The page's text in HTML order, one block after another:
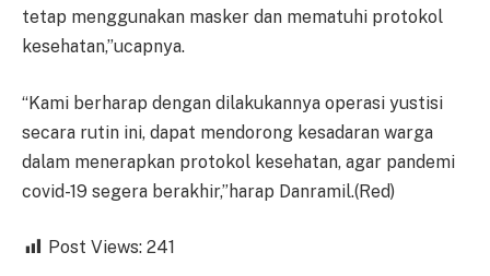
tetap menggunakan masker dan mematuhi protokol
kesehatan,”ucapnya.
“Kami berharap dengan dilakukannya operasi yustisi
secara rutin ini, dapat mendorong kesadaran warga
dalam menerapkan protokol kesehatan, agar pandemi
covid-19 segera berakhir,”harap Danramil.(Red)
Post Views: 241